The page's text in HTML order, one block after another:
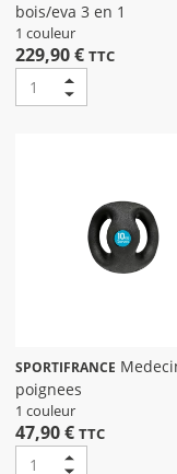
bois/eva 3 en 1
1 couleur
229,90 € TTC
SPORTIFRANCE
poignees
1 couleur
47,90 € TTC